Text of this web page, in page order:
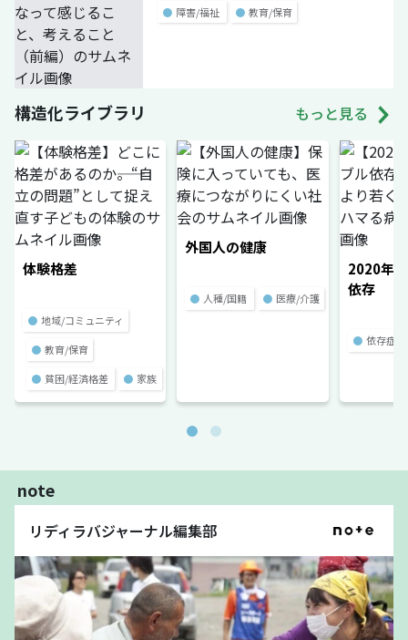
● 障害/福祉 ● 教育/保育
構造化ライブラリ もっと見る
体験格差
● 地域/コミュニティ
● 教育/保育
● 貧困/経済格差 ● 家族
外国人の健康
● 人種/国籍 ● 医療/介護
2020年
依存
● 依存症
note
リディラバジャーナル編集部